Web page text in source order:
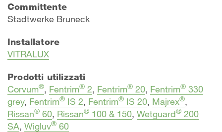
Committente
Stadtwerke Bruneck
Installatore
VITRALUX
Prodotti utilizzati
Corvum®, Fentrim® 2, Fentrim® 20, Fentrim® 330
grey, Fentrim® IS 2, Fentrim® IS 20, Majrex®,
Rissan® 60, Rissan® 100 & 150, Wetguard® 200
SA, Wigluv® 60